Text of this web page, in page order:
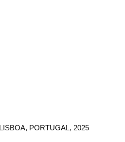
LISBOA, PORTUGAL, 2025